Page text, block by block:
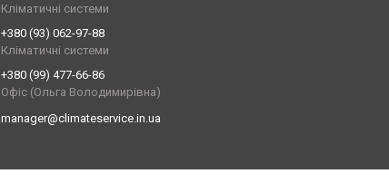
Кліматичні системи
+380 (93) 062-97-88
Кліматичні системи
+380 (99) 477-66-86
Офіс (Ольга Володимирівна)
manager@climateservice.in.ua